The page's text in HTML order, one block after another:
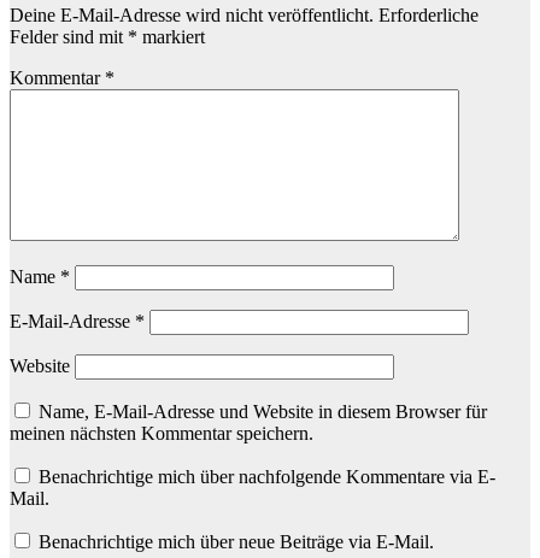
Deine E-Mail-Adresse wird nicht veröffentlicht. Erforderliche
Felder sind mit * markiert
Kommentar *
Name *
E-Mail-Adresse *
Website
Name, E-Mail-Adresse und Website in diesem Browser für
meinen nächsten Kommentar speichern.
Benachrichtige mich über nachfolgende Kommentare via E-
Mail.
Benachrichtige mich über neue Beiträge via E-Mail.